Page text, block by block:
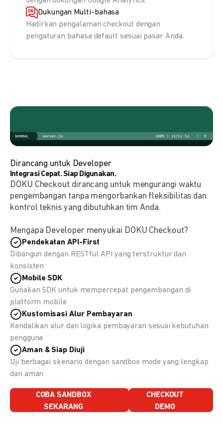
Dukungan Multi-bahasa
Hadirkan pengalaman checkout dengan
pengaturan bahasa default sesuai pasar Anda.
Dirancang untuk Developer
Integrasi Cepat. Siap Digunakan.
DOKU Checkout dirancang untuk mengurangi waktu
pengembangan tanpa mengorbankan fleksibilitas dan
kontrol teknis yang dibutuhkan tim Anda.
Mengapa Developer menyukai DOKU Checkout?
Pendekatan API-First
Dibangun dengan RESTful API yang terstruktur dan
konsisten
Mobile SDK
Gunakan SDK untuk mempercepat pengembangan di
platform mobile
Kustomisasi Alur Pembayaran
Kendalikan alur dan logika pembayaran sesuai kebutuhan
pengguna
Aman & Siap Diuji
Uji berbagai skenario dengan sandbox mode yang lengkap
dan aman
COBA SANDBOX
SEKARANG
CHECKOUT
DEMO